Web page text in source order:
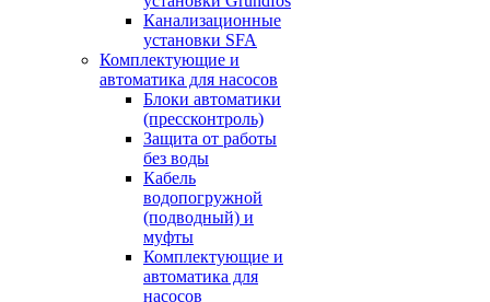
Канализационные
установки SFA
Комплектующие и
автоматика для насосов
Блоки автоматики
(прессконтроль)
Защита от работы
без воды
Кабель
водопогружной
(подводный) и
муфты
Комплектующие и
автоматика для
насосов